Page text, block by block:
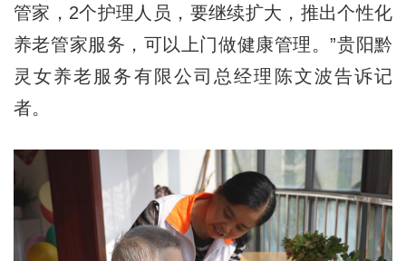
管家，2个护理人员，要继续扩大，推出个性化
养老管家服务，可以上门做健康管理。”贵阳黔
灵女养老服务有限公司总经理陈文波告诉记
者。